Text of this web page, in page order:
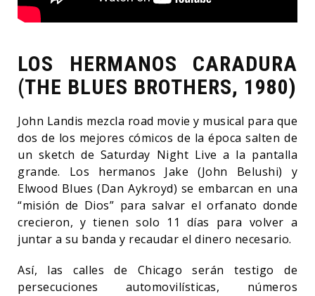
LOS HERMANOS CARADURA
(THE BLUES BROTHERS, 1980)
John Landis mezcla road movie y musical para que
dos de los mejores cómicos de la época salten de
un sketch de Saturday Night Live a la pantalla
grande. Los hermanos Jake (John Belushi) y
Elwood Blues (Dan Aykroyd) se embarcan en una
“misión de Dios” para salvar el orfanato donde
crecieron, y tienen solo 11 días para volver a
juntar a su banda y recaudar el dinero necesario.
Así, las calles de Chicago serán testigo de
persecuciones automovilísticas, números